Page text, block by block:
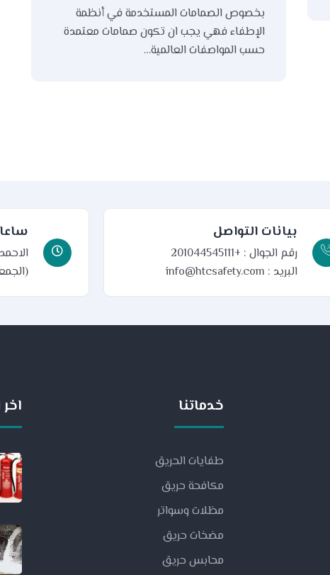
بخصوص الصمامات المستخدمة في أنظمة
الإطفاء فهي يجب ان تكون صمامات معتمدة
حسب المواصفات العالمية…
بيانات التواصل
رقم الجوال : +201044545111
البريد : info@htcsafety.com
خدماتنا
طفايات الحريق
مكافحة حريق
مظلات وسواتر
مضخات حريق
محابس حريق
اخر